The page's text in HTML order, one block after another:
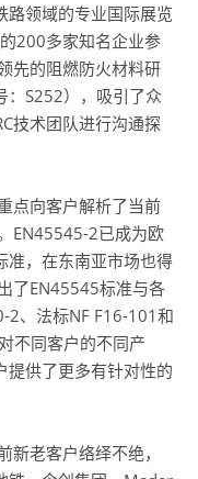
路领域的专业国际展览
200多家知名企业参
先的阻燃防火材料研
：S252），吸引了众
技术团队进行沟通探
点向客户解析了当前
EN45545-2已成为欧
准，在东南亚市场也得
了EN45545标准与各
2、法标NF F16-101和
不同客户的不同产
提供了更多有针对性的
新老客户络绎不绝，